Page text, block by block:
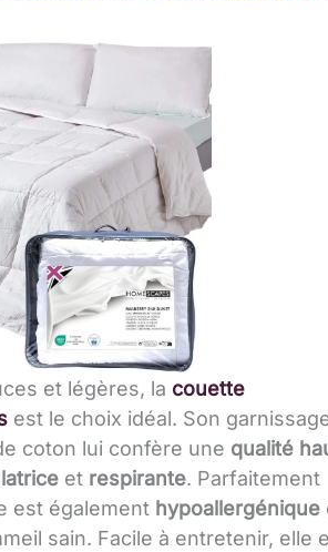
et légères, la couette
est le choix idéal. Son
coton lui confère une qualité
et respirante. Parfaitement
est également hypoallergénique
sain. Facile à entretenir, elle